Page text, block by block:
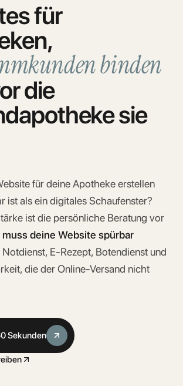
für
binden
die
sie
für deine Apotheke erstellen
ist als ein digitales Schaufenster?
ist die persönliche Beratung vor
muss deine Website spürbar
E-Rezept, Botendienst und
die der Online-Versand nicht
Sekunden